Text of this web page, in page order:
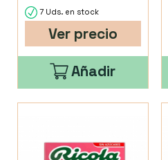
7 Uds. en stock
Ver precio
Añadir